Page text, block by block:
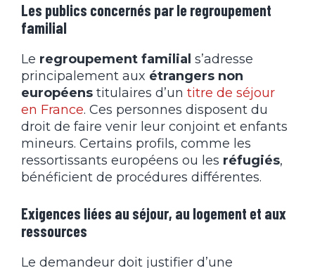
Les publics concernés par le regroupement
familial
Le regroupement familial s’adresse
principalement aux étrangers non
européens titulaires d’un titre de séjour
en France. Ces personnes disposent du
droit de faire venir leur conjoint et enfants
mineurs. Certains profils, comme les
ressortissants européens ou les réfugiés,
bénéficient de procédures différentes.
Exigences liées au séjour, au logement et aux
ressources
Le demandeur doit justifier d’une